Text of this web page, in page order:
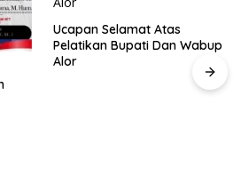
Ucapan Selamat Atas
Pelatikan Bupati Dan Wabup
Alor